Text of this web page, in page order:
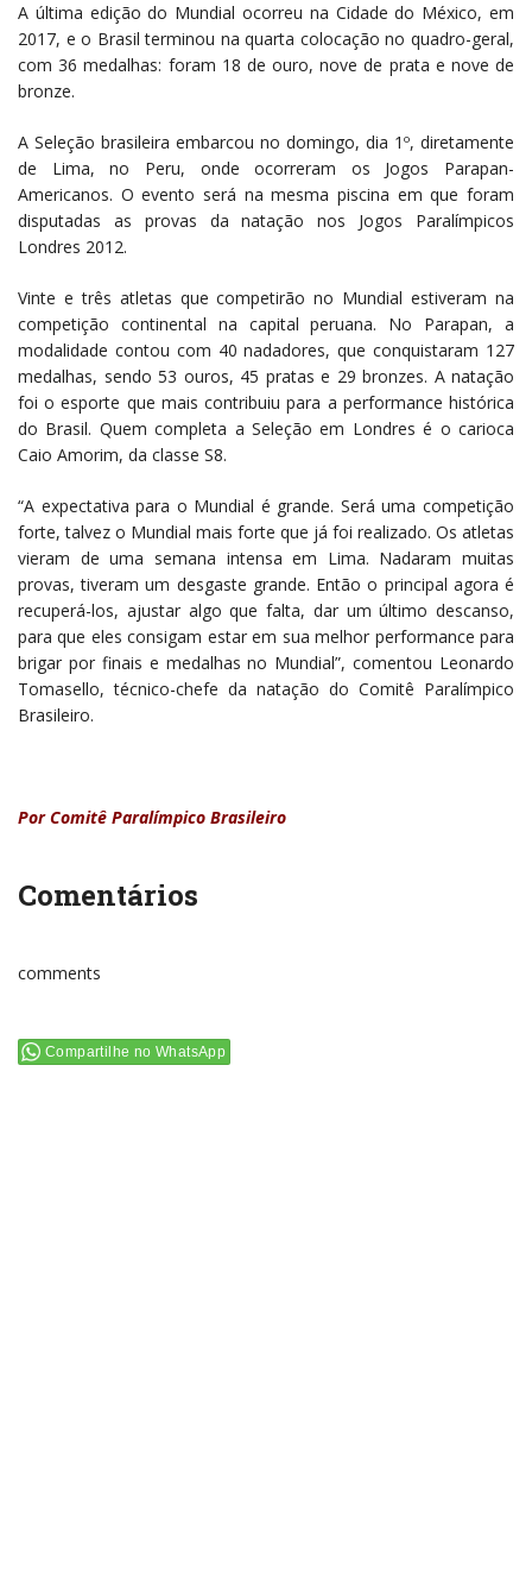
A última edição do Mundial ocorreu na Cidade do México, em
2017, e o Brasil terminou na quarta colocação no quadro-geral,
com 36 medalhas: foram 18 de ouro, nove de prata e nove de
bronze.
A Seleção brasileira embarcou no domingo, dia 1º, diretamente
de Lima, no Peru, onde ocorreram os Jogos Parapan-
Americanos. O evento será na mesma piscina em que foram
disputadas as provas da natação nos Jogos Paralímpicos
Londres 2012.
Vinte e três atletas que competirão no Mundial estiveram na
competição continental na capital peruana. No Parapan, a
modalidade contou com 40 nadadores, que conquistaram 127
medalhas, sendo 53 ouros, 45 pratas e 29 bronzes. A natação
foi o esporte que mais contribuiu para a performance histórica
do Brasil. Quem completa a Seleção em Londres é o carioca
Caio Amorim, da classe S8.
“A expectativa para o Mundial é grande. Será uma competição
forte, talvez o Mundial mais forte que já foi realizado. Os atletas
vieram de uma semana intensa em Lima. Nadaram muitas
provas, tiveram um desgaste grande. Então o principal agora é
recuperá-los, ajustar algo que falta, dar um último descanso,
para que eles consigam estar em sua melhor performance para
brigar por finais e medalhas no Mundial”, comentou Leonardo
Tomasello, técnico-chefe da natação do Comitê Paralímpico
Brasileiro.
Por Comitê Paralímpico Brasileiro
Comentários
comments
Compartilhe no WhatsApp